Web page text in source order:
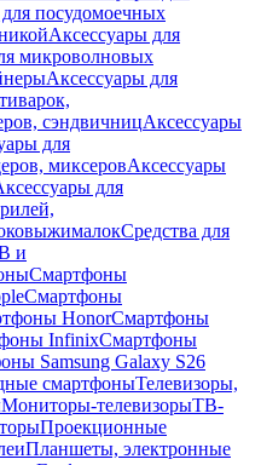
посудомоечных
Аксессуары для
микроволновых
Аксессуары для
сэндвичницАксессуары
для
миксеровАксессуары
для
Средства для
и
Смартфоны
Смартфоны
HonorСмартфоны
InfinixСмартфоны
Samsung Galaxy S26
смартфоныТелевизоры,
Мониторы-телевизорыТВ-
Проекционные
Планшеты, электронные